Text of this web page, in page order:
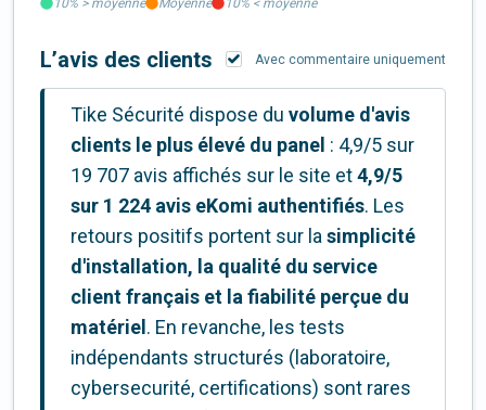
10% >moyenne Moyenne 10% <moyenne
L’avis des clients Avec commentaire uniquement
Tike Sécurité dispose du volume d'avis
clients le plus élevé du panel : 4,9/5 sur
19 707 avis affichés sur le site et4,9/5
sur 1 224 avis eKomi authentifiés. Les
retours positifs portent sur la simplicité
d'installation, la qualité du service
client français et la fiabilité perçue du
matériel . En revanche, les tests
indépendants structurés (laboratoire,
cybersecurité, certifications) sont rares